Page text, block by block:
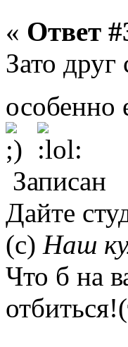
« Ответ
Зато
особенно
Записан
Дайте
(с) Наш
Что б на